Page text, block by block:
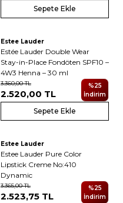
Sepete Ekle
Estee Lauder
Estée Lauder Double Wear
Stay-in-Place Fondöten SPF10 –
4W3 Henna – 30 ml
3.360,00TL
2.520,00 TL
%25
İndirim
Sepete Ekle
Estee Lauder
Estee Lauder Pure Color
Lipstick Creme No:410
Dynamic
3.365,00TL
2.523,75 TL
%25
İndirim